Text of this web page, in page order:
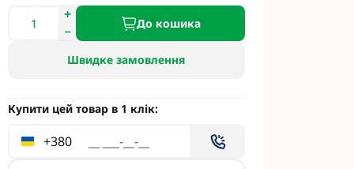
під
Під
До кошика
Швидке замовлення
Купити цей товар в 1 клік:
+380